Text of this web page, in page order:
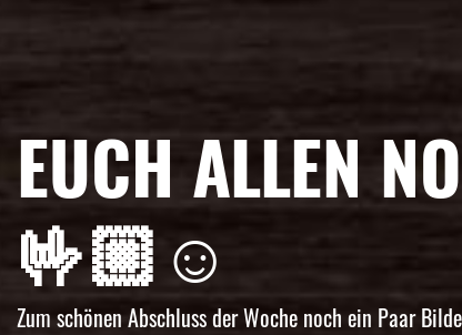
EUCH ALLEN
🤟🏼☺️
Zum schönen Abschluss der Woche noch ein Paar